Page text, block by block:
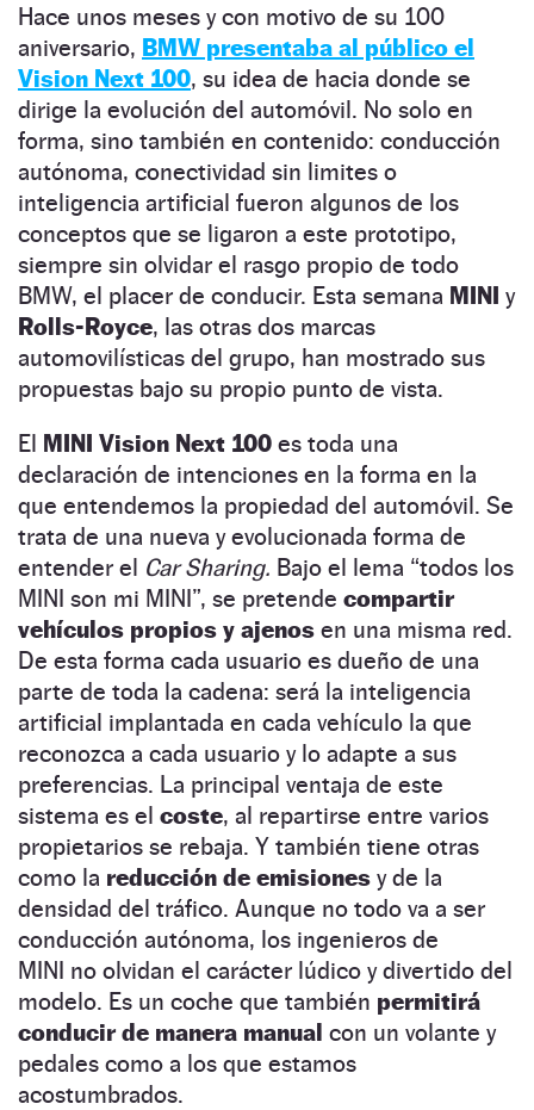
Hace unos meses y con motivo de su 100
aniversario, BMW presentaba al público el
Vision Next 100, su idea de hacia donde se
dirige la evolución del automóvil. No solo en
forma, sino también en contenido: conducción
autónoma, conectividad sin limites o
inteligencia artificial fueron algunos de los
conceptos que se ligaron a este prototipo,
siempre sin olvidar el rasgo propio de todo
BMW, el placer de conducir. Esta semana MINI y
Rolls-Royce, las otras dos marcas
automovilísticas del grupo, han mostrado sus
propuestas bajo su propio punto de vista.
El MINI Vision Next 100 es toda una
declaración de intenciones en la forma en la
que entendemos la propiedad del automóvil. Se
trata de una nueva y evolucionada forma de
entender el Car Sharing. Bajo el lema “todos los
MINI son mi MINI”, se pretende compartir
vehículos propios y ajenos en una misma red.
De esta forma cada usuario es dueño de una
parte de toda la cadena: será la inteligencia
artificial implantada en cada vehículo la que
reconozca a cada usuario y lo adapte a sus
preferencias. La principal ventaja de este
sistema es el coste, al repartirse entre varios
propietarios se rebaja. Y también tiene otras
como la reducción de emisiones y de la
densidad del tráfico. Aunque no todo va a ser
conducción autónoma, los ingenieros de
MINI no olvidan el carácter lúdico y divertido del
modelo. Es un coche que también permitirá
conducir de manera manual con un volante y
pedales como a los que estamos
acostumbrados.